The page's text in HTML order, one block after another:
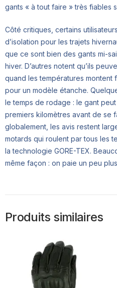
gants « à tout faire » très fiables
Côté critiques, certains
d’isolation pour les trajets
que ce sont bien des gants mi-
hiver. D’autres notent qu’ils
quand les températures montent
pour un modèle étanche.
le temps de rodage : le gant
premiers kilomètres avant de se
globalement, les avis restent
motards qui roulent par tous les
la technologie GORE-TEX.
même façon : on paie un peu
Produits similaires